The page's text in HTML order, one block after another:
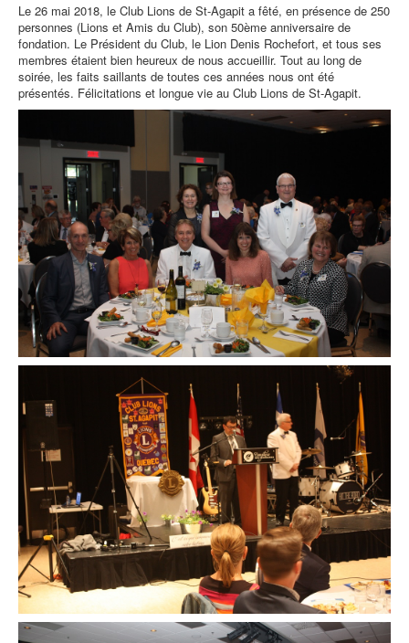
Le 26 mai 2018, le Club Lions de St-Agapit a fêté, en présence de 250
personnes (Lions et Amis du Club), son 50ème anniversaire de
fondation. Le Président du Club, le Lion Denis Rochefort, et tous ses
membres étaient bien heureux de nous accueillir. Tout au long de
soirée, les faits saillants de toutes ces années nous ont été
présentés. Félicitations et longue vie au Club Lions de St-Agapit.